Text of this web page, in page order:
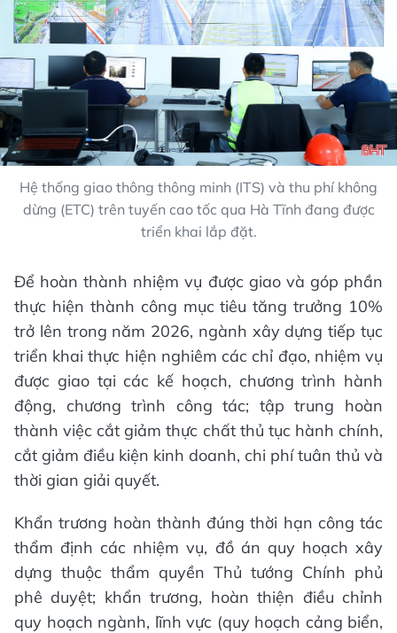
Hệ thống giao thông thông minh (ITS) và thu phí không
dừng (ETC) trên tuyến cao tốc qua Hà Tĩnh đang được
triển khai lắp đặt.
Để hoàn thành nhiệm vụ được giao và góp phần
thực hiện thành công mục tiêu tăng trưởng 10%
trở lên trong năm 2026, ngành xây dựng tiếp tục
triển khai thực hiện nghiêm các chỉ đạo, nhiệm vụ
được giao tại các kế hoạch, chương trình hành
động, chương trình công tác; tập trung hoàn
thành việc cắt giảm thực chất thủ tục hành chính,
cắt giảm điều kiện kinh doanh, chi phí tuân thủ và
thời gian giải quyết.
Khẩn trương hoàn thành đúng thời hạn công tác
thẩm định các nhiệm vụ, đồ án quy hoạch xây
dựng thuộc thẩm quyền Thủ tướng Chính phủ
phê duyệt; khẩn trương, hoàn thiện điều chỉnh
quy hoạch ngành, lĩnh vực (quy hoạch cảng biển,